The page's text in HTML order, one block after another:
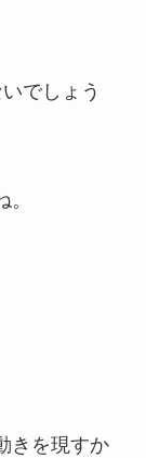
でしょう
きを現すか